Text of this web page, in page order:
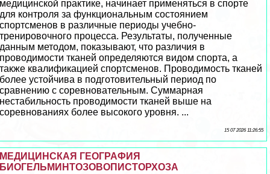
медицинской пpaктике, начинает применяться в спорте
для контроля за функциональным состоянием
спортсменов в различные периоды учебно-
тренировочного процесса. Результаты, полученные
данным методом, показывают, что различия в
проводимости тканей определяются видом спорта, а
также квалификацией спортсменов. Проводимость тканей
более устойчива в подготовительный период по
сравнению с соревновательным. Суммарная
нестабильность проводимости тканей выше на
соревнованиях более высокого уровня. ...
15 07 2026 11:26:55
МЕДИЦИНСКАЯ ГЕОГРАФИЯ
БИОГЕЛЬМИНТОЗОВОПИСТОРХОЗА